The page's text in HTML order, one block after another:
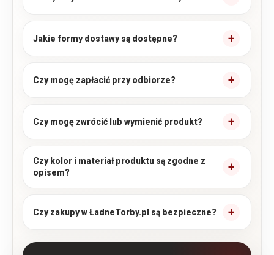
Jakie formy dostawy są dostępne?
Czy mogę zapłacić przy odbiorze?
Czy mogę zwrócić lub wymienić produkt?
Czy kolor i materiał produktu są zgodne z
opisem?
Czy zakupy w ŁadneTorby.pl są bezpieczne?